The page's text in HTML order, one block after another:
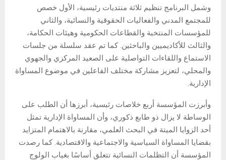
وشمل البرنامج تنظيم ثلاثة منتديات رئيسية، الأول خصص
للمجتمع المدني والفعاليات الحقوقية والنسائية، والثاني
للمؤسسات المنتخبة والقطاعات الحكومية وهيئات الحكامة،
والثالث للأكاديميين والباحثين. كما تم عقد سلسلة من جلسات
الاستماع واللقاءات التواصلية على الصعيد المركزي والجهوي
والمحلي، لتعزيز مشاركة مختلف الفاعلين في موضوع المساواة
الإدارية.
وأبرزت المؤسسة أربع خلاصات رئيسية، أبرزها أن الطلب على
الوساطة لا يزال ذو طابع ذكوري، وأن المساواة الإدارية تمثل
أحد الزوايا الميتة في البحث العلمي، مقارنة بالاهتمام المتزايد
بقضايا المساواة السياسية والاجتماعية والاقتصادية. كما رصدت
المؤسسة أن التظلمات النسائية تتعلق أساسًا بغياب الولوج